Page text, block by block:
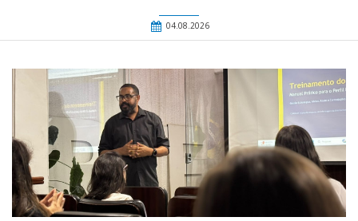
04.08.2026